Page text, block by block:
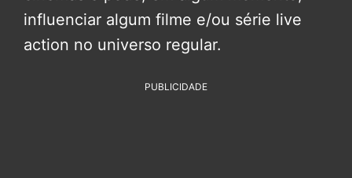
influenciar algum filme e/ou série live
action no universo regular.
PUBLICIDADE